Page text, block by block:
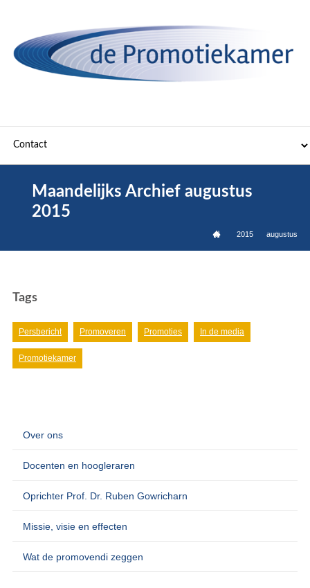
Maandelijks Archief augustus
2015
2015 augustus
Tags
Persbericht Promoveren Promoties In de media
Promotiekamer
Over ons
Docenten en hoogleraren
Oprichter Prof. Dr. Ruben Gowricharn
Missie, visie en effecten
Wat de promovendi zeggen